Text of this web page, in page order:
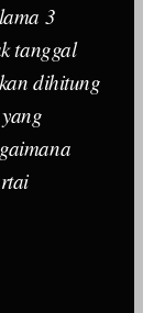
3
tanggal
dihitung